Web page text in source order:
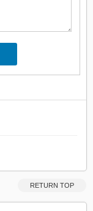
RETURN TOP